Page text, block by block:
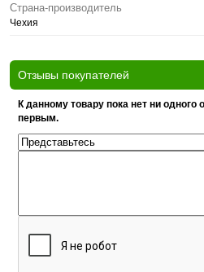
Страна-производитель
Чехия
Отзывы покупателей
К данному товару пока нет ни одного
первым.